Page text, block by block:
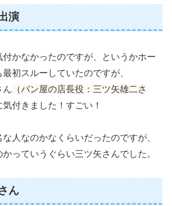
演
かなかったのですが、というかホー
初スルーしていたのですが、
ん（パン屋の店長役：三ツ矢雄二さ
付きました！すごい！
人なのかなくらいだったのですが、
っていうぐらい三ツ矢さんでした。
ん